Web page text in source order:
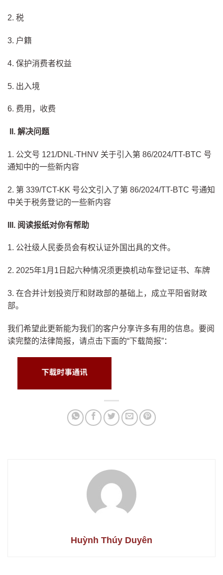
2. 税
3. 户籍
4. 保护消费者权益
5. 出入境
6. 费用，收费
II. 解决问题
1. 公文号 121/DNL-THNV 关于引入第 86/2024/TT-BTC 号
通知中的一些新内容
2. 第 339/TCT-KK 号公文引入了第 86/2024/TT-BTC 号通知
中关于税务登记的一些新内容
III. 阅读报纸对你有帮助
1. 公社级人民委员会有权认证外国出具的文件。
2. 2025年1月1日起六种情况须更换机动车登记证书、车牌
3. 在合并计划投资厅和财政部的基础上，成立平阳省财政
部。
我们希望此更新能为我们的客户分享许多有用的信息。要阅
读完整的法律简报，请点击下面的“下载简报”：
Huỳnh Thúy Duyên